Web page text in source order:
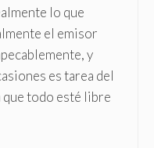
lo que
el emisor
y
es tarea del
todo esté libre